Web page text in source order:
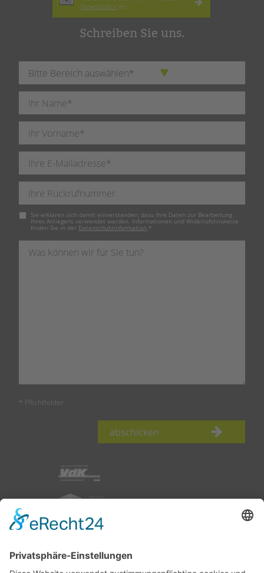
Newsletter an.
Schreiben Sie uns.
Pflichtfeld
Sie erklären sich damit einverstanden, dass Ihre Daten zur Bearbeitung
Ihres Anliegens verwendet werden. Informationen und Widerrufshinweise
finden Sie in der Datenschutzinformation. *
* Pflichtfelder
abschicken